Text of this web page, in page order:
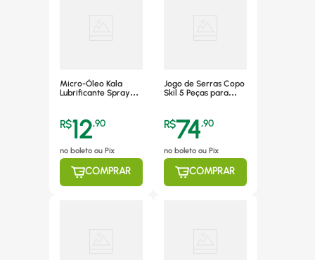
Micro-Óleo Kala
Lubrificante Spray
R$12,90
no boleto ou Pix
COMPRAR
Jogo de Serras Copo
Skil 5 Peças para
R$74,90
no boleto ou Pix
COMPRAR